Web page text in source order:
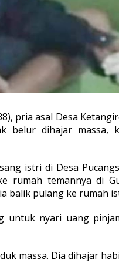
pria asal Desa
belur dihajar massa,
istri di Desa
rumah temannya di
balik pulang ke rumah
untuk nyari uang
massa. Dia dihajar
Calon Bupati
Rumah KPPS,
Penyelenggara
Di Pemerintah, Politik |